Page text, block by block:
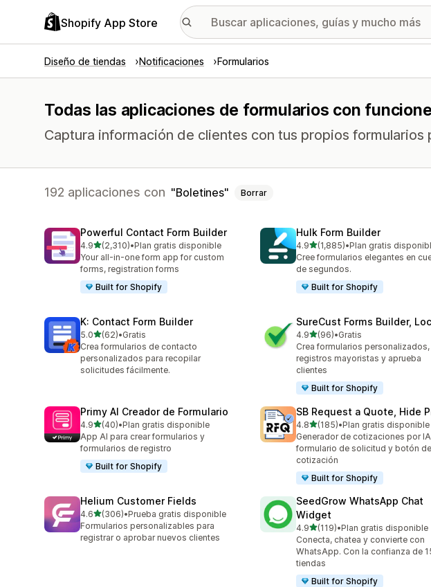
Shopify App Store
Diseño de tiendas Notificaciones Formularios
Todas las aplicaciones de formularios con
Captura información de clientes con tus propios formularios
192 aplicaciones con Boletines Borrar
Powerful Contact Form Builder
4.9de 5 estrellas
(2,310)
2310 reseñas en total
•Plan gratis disponible
Your all-in-one form app for custom
forms, registration forms
Built for Shopify
Hulk Form Builder
4.9de 5 estrellas
(1,885)
1885 reseñas en total
•Plan gratis
Cree formularios elegantes en
de segundos.
Built for Shopify
K: Contact Form Builder
5.0de 5 estrellas
(62)
62 reseñas en total
•Gratis
Crea formularios de contacto
personalizados para recopilar
solicitudes fácilmente.
SureCust Forms Builder,
4.9de 5 estrellas
(96)
96 reseñas en total
•Gratis
Crea formularios personalizados,
registros mayoristas y aprueba
clientes
Built for Shopify
Primy AI Creador de Formulario
4.9de 5 estrellas
(40)
40 reseñas en total
•Plan gratis disponible
App AI para crear formularios y
formularios de registro
Built for Shopify
SB Request a Quote, Hide
4.8de 5 estrellas
(185)
185 reseñas en total
•Plan gratis disponible
Generador de cotizaciones por
formulario de solicitud y botón de
cotización
Built for Shopify
Helium Customer Fields
4.6de 5 estrellas
(306)
306 reseñas en total
•Prueba gratis disponible
Formularios personalizables para
registrar o aprobar nuevos clientes
SeedGrow WhatsApp Chat
Widget
4.9de 5 estrellas
(119)
119 reseñas en total
•Plan gratis disponible
Conecta, chatea y convierte con
WhatsApp. Con la confianza de
tiendas
Built for Shopify